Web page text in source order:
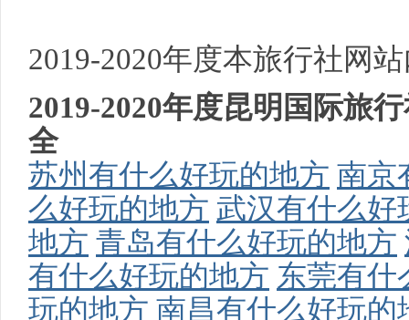
2019-2020年度本旅行社网
2019-2020年度昆明国际旅
全
苏州有什么好玩的地方 南京
么好玩的地方 武汉有什么好
地方 青岛有什么好玩的地方
有什么好玩的地方 东莞有什
玩的地方 南昌有什么好玩的